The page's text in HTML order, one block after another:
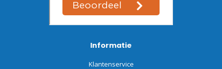
Informatie
Klantenservice